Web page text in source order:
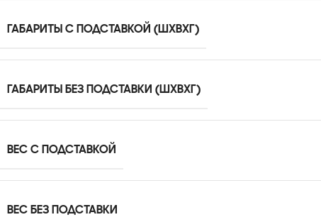
ГАБАРИТЫ С ПОДСТАВКОЙ (ШXВXГ)
ГАБАРИТЫ БЕЗ ПОДСТАВКИ (ШXВXГ)
ВЕС С ПОДСТАВКОЙ
ВЕС БЕЗ ПОДСТАВКИ